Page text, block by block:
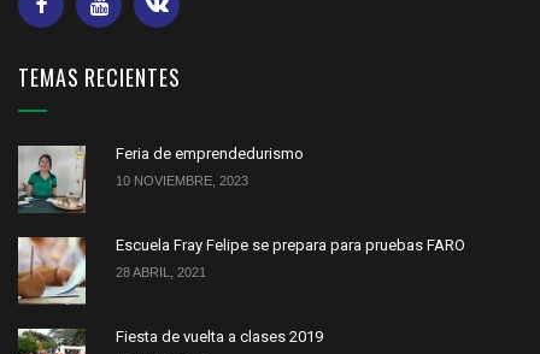
TEMAS RECIENTES
Feria de emprendedurismo
10 NOVIEMBRE, 2023
Escuela Fray Felipe se prepara para pruebas FARO
28 ABRIL, 2021
Fiesta de vuelta a clases 2019